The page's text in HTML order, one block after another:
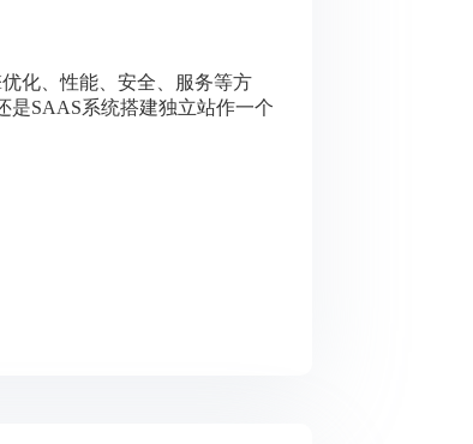
化、性能、安全、服务等方
是SAAS系统搭建独立站作一个